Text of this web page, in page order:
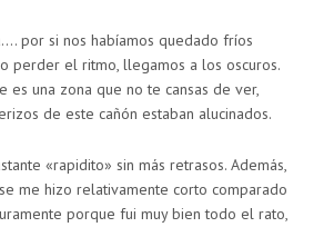
por si nos habíamos quedado fríos
perder el ritmo, llegamos a los oscuros.
es una zona que no te cansas de ver,
de este cañón estaban alucinados.
«rapidito» sin más retrasos. Además,
me hizo relativamente corto comparado
porque fui muy bien todo el rato,